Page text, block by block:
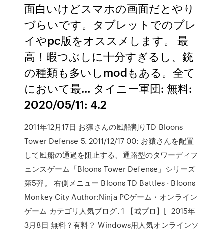
面白いけどスマホの画面だとやり
づらいです。タブレットでのプレ
イやpc版をオススメします。 最
高！暇つぶしに十分すぎるし、銃
の種類も多いしmodもある。全て
において最… タイニー軍団: 無料:
2020/05/11: 4.2
2011年12月17日 お猿さんの風船割りTD Bloons
Tower Defense 5. 2011/12/17 00: お猿さんを配置
して風船の通過を阻止する、通路型のタワーディフ
ェンスゲーム「Bloons Tower Defense」シリーズ
第5弾。 右側メニュー Bloons TD Battles · Bloons
Monkey City Author:Ninja PCゲーム・オンライン
ゲーム カテゴリ人気ブログ. 1 【城プロ】[ 2015年
3月8日 無料？有料？ Windows用人気オンラインソ